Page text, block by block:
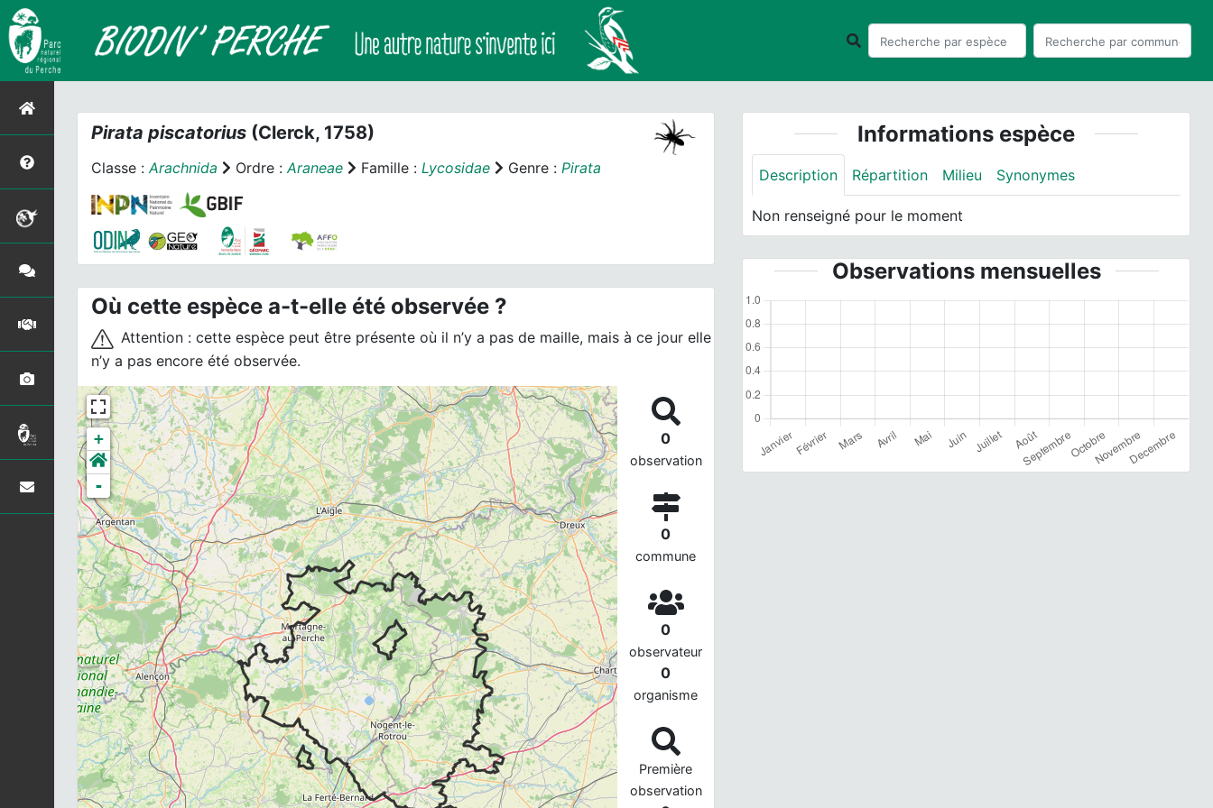
Pirata piscatorius (Clerck, 1758)
Classe :Arachnida Ordre :Araneae Famille : Lycosidae Genre : Pirata
Où cette espèce a-t-elle été observée ?
Attention : cette espèce peut être présente où il n’y a pas de maille, mais à ce jour elle
n’y a pas encore été observée.
Chargement...
+
-
0
observation
0
commune
0
observateur
0
organisme
Première
observation
Informations espèce
Description Répartition Milieu Synonymes
Non renseigné pour le moment
Observations mensuelles